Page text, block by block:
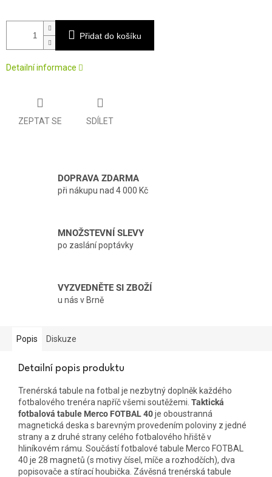
Přidat do košíku
Detailní informace
ZEPTAT SE SDÍLET
DOPRAVA ZDARMA
při nákupu nad 4 000 Kč
MNOŽSTEVNÍ SLEVY
po zaslání poptávky
VYZVEDNĚTE SI ZBOŽÍ
u nás v Brně
Popis Diskuze
Detailní popis produktu
Trenérská tabule na fotbal je nezbytný doplněk každého
fotbalového trenéra napříč všemi soutěžemi. Taktická
fotbalová tabule Merco FOTBAL 40je oboustranná
magnetická deska s barevným provedením poloviny z jedné
strany a z druhé strany celého fotbalového hřiště v
hliníkovém rámu. Součástí fotbalové tabule Merco FOTBAL
40 je 28 magnetů (s motivy čísel, míče a rozhodčích), dva
popisovače a stírací houbička. Závěsná trenérská tabule